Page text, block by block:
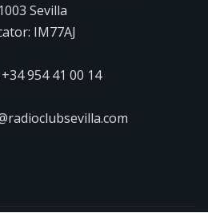
Sevilla
IM77AJ
954 41 00 14